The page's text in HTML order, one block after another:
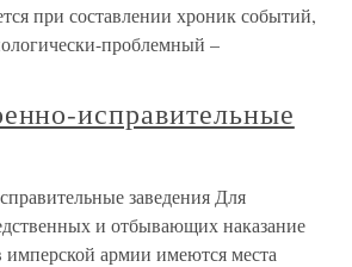
при составлении хроник событий,
проблемный –
исправительные
заведения Для
и отбывающих наказание
армии имеются места